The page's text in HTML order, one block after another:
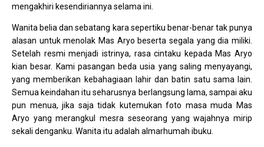
mengakhiri kesendiriannya selama ini.
Wanita belia dan sebatang kara sepertiku benar-benar tak punya
alasan untuk menolak Mas Aryo beserta segala yang dia miliki.
Setelah resmi menjadi istrinya, rasa cintaku kepada Mas Aryo
kian besar. Kami pasangan beda usia yang saling menyayangi,
yang memberikan kebahagiaan lahir dan batin satu sama lain.
Semua keindahan itu seharusnya berlangsung lama, sampai aku
pun menua, jika saja tidak kutemukan foto masa muda Mas
Aryo yang merangkul mesra seseorang yang wajahnya mirip
sekali denganku. Wanita itu adalah almarhumah ibuku.